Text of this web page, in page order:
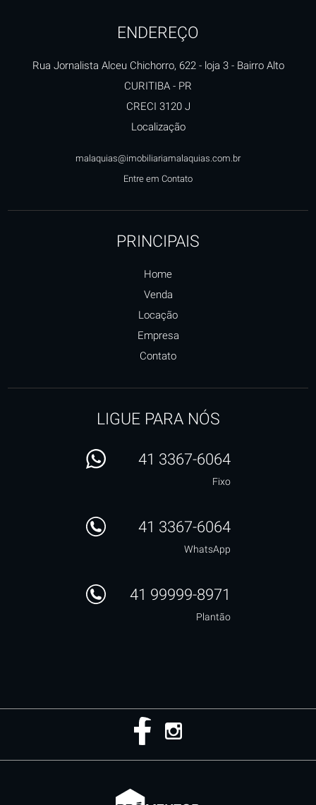
ENDEREÇO
Rua Jornalista Alceu Chichorro, 622 - loja 3- Bairro Alto
CURITIBA - PR
CRECI 3120 J
Localização
malaquias@imobiliariamalaquias.com.br
Entre em Contato
PRINCIPAIS
Home
Venda
Locação
Empresa
Contato
LIGUE PARA NÓS
41 3367-6064
Fixo
41 3367-6064
WhatsApp
41 99999-8971
Plantão